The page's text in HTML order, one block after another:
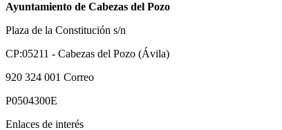
Ayuntamiento de Cabezas del Pozo
Plaza de la Constitución s/n
CP:05211 - Cabezas del Pozo (Ávila)
920 324 001 Correo
P0504300E
Enlaces de interés